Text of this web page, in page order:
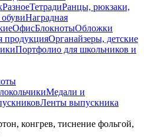
РазноеТетрадиРанцы, рюкзаки,
Наградная
ОфисБлокнотыОбложки
продукцияОрганайзеры, детские
Портфолио для школьников и
Медали и
Ленты выпускника
конгрев, тиснение фольгой,